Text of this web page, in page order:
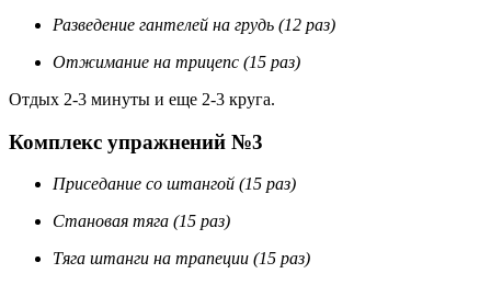
Разведение гантелей на грудь (12 раз)
Отжимание на трицепс (15 раз)
Отдых 2-3 минуты и еще 2-3 круга.
Комплекс упражнений №3
Приседание со штангой (15 раз)
Становая тяга (15 раз)
Тяга штанги на трапеции (15 раз)